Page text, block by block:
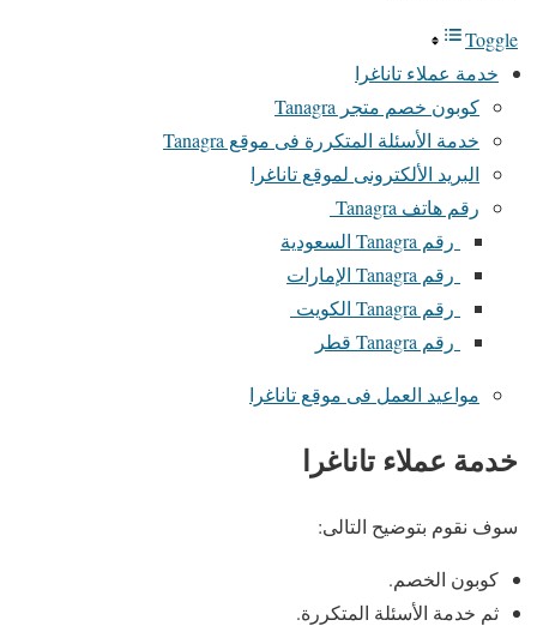
Toggle
خدمة عملاء تاناغرا
كوبون خصم متجر Tanagra
خدمة الأسئلة المتكررة فى موقع Tanagra
البريد الألكترونى لموقع تاناغرا
رقم هاتف Tanagra
رقم Tanagra السعودية
رقم Tanagra الإمارات
رقم Tanagra الكويت
رقم Tanagra قطر
مواعيد العمل فى موقع تاناغرا
خدمة عملاء تاناغرا
سوف نقوم بتوضيح التالى:
كوبون الخصم.
ثم خدمة الأسئلة المتكررة.